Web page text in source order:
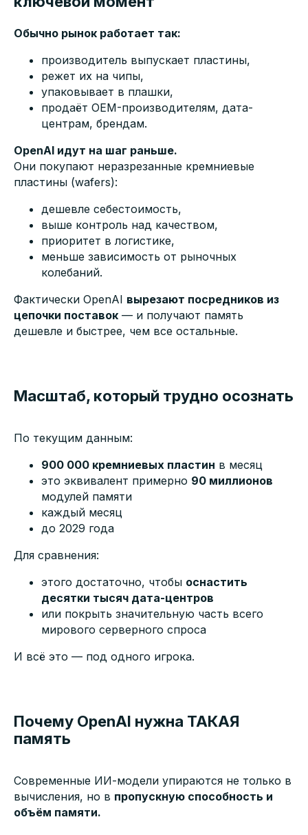
Обычно рынок работает так:
производитель выпускает пластины,
режет их на чипы,
упаковывает в плашки,
продаёт OEM-производителям, дата-
центрам, брендам.
OpenAI идут на шаг раньше.
Они покупают неразрезанные кремниевые
пластины (wafers):
дешевле себестоимость,
выше контроль над качеством,
приоритет в логистике,
меньше зависимость от рыночных
колебаний.
Фактически OpenAI вырезают посредников из
цепочки поставок — и получают память
дешевле и быстрее, чем все остальные.
Масштаб, который трудно осознать
По текущим данным:
900 000 кремниевых пластин в месяц
это эквивалент примерно 90 миллионов
модулей памяти
каждый месяц
до 2029 года
Для сравнения:
этого достаточно, чтобы оснастить
десятки тысяч дата-центров
или покрыть значительную часть всего
мирового серверного спроса
И всё это — под одного игрока.
Почему OpenAI нужна ТАКАЯ
память
Современные ИИ-модели упираются не только в
вычисления, но в пропускную способность и
объём памяти.